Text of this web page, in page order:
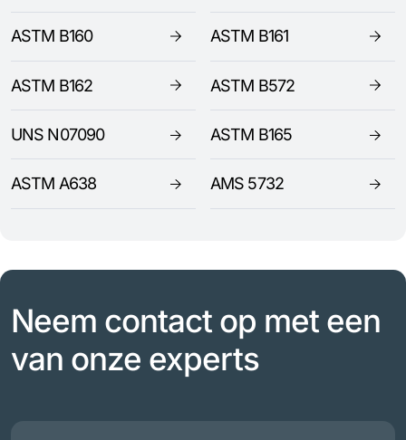
ASTM B160 ASTM B161
ASTM B162 ASTM B572
UNS N07090 ASTM B165
ASTM A638 AMS 5732
Neem contact op met een
van onze experts